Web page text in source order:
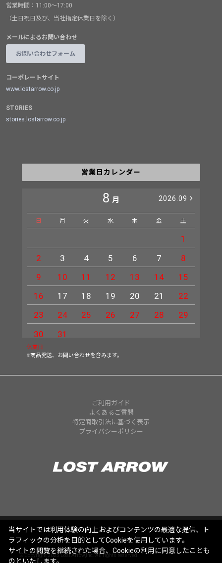
営業時間：11:00～17:00
（土日祝日及び、当社指定休業日を除く）
メールによるお問い合わせ
お問い合わせフォーム
コーポレートサイト
www.lostarrow.co.jp
STORIES
stories.lostarrow.co.jp
営業日カレンダー
8 月 2026.09
日 月 火 水 木 金 土
1
2
3 4 5 6 7
8
9
10 11 12 13 14
15
16
17 18 19 20 21
22
23
24 25 26 27 28
29
30
31
休業日
※商品発送、お問い合わせを含みます。
ご利用ガイド
よくあるご質問
特定商取引法に基づく表示
プライバシーポリシー
© Copyright 2025 Lost Arrow,Inc. All rights reserved.
当サイトでは利用体験の向上およびコンテンツの最適な提供、ト
ラフィックの分析を目的としてCookieを使用しています。
サイトの閲覧を継続された場合、Cookieの利用に同意したことも
のといたします。